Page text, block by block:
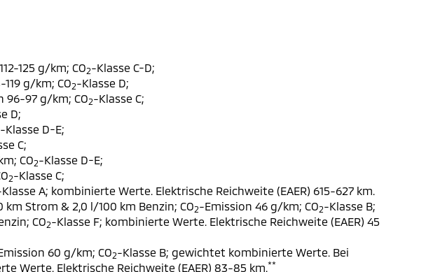
125 g/km; CO2-Klasse C-D;
g/km; CO2-Klasse D;
96-97 g/km; CO2-Klasse C;
D;
-Klasse D-E;
C;
CO2-Klasse D-E;
2-Klasse C;
A; kombinierte Werte. Elektrische Reichweite (EAER) 615-627 km.
km Strom & 2,0 l/100 km Benzin; CO2-Emission 46 g/km; CO2-Klasse B;
CO2-Klasse F; kombinierte Werte. Elektrische Reichweite (EAER) 45
60 g/km; CO2-Klasse B; gewichtet kombinierte Werte. Bei
Werte. Elektrische Reichweite (EAER) 83-85 km.**